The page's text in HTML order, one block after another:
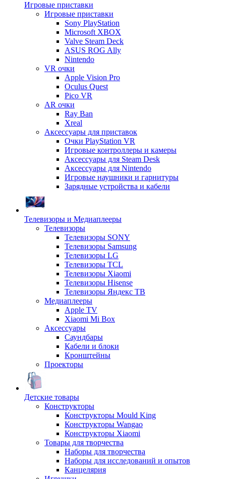
Игровые приставки
Игровые приставки
Sony PlayStation
Microsoft XBOX
Valve Steam Deck
ASUS ROG Ally
Nintendo
VR очки
Apple Vision Pro
Oculus Quest
Pico VR
AR очки
Ray Ban
Xreal
Аксессуары для приставок
Очки PlayStation VR
Игровые контроллеры и камеры
Аксессуары для Steam Desk
Аксессуары для Nintendo
Игровые наушники и гарнитуры
Зарядные устройства и кабели
Телевизоры и Медиаплееры
Телевизоры
Телевизоры SONY
Телевизоры Samsung
Телевизоры LG
Телевизоры TCL
Телевизоры Xiaomi
Телевизоры Hisense
Телевизоры Яндекс ТВ
Медиаплееры
Apple TV
Xiaomi Mi Box
Аксессуары
Саундбары
Кабели и блоки
Кронштейны
Проекторы
Детские товары
Конструкторы
Конструкторы Mould King
Конструкторы Wangao
Конструкторы Xiaomi
Товары для творчества
Наборы для творчества
Наборы для исследований и опытов
Канцелярия